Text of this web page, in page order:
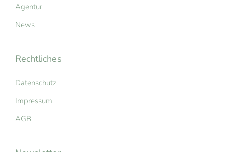
Agentur
News
Rechtliches
Datenschutz
Impressum
AGB